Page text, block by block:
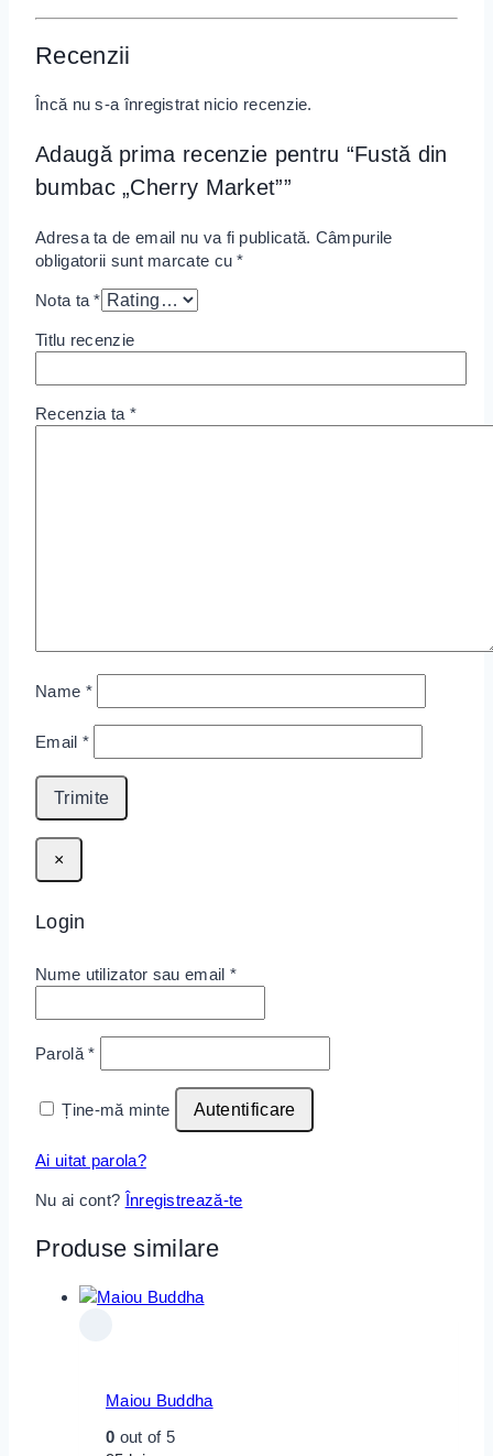
Recenzii
Încă nu s-a înregistrat nicio recenzie.
Adaugă prima recenzie pentru “Fustă din
bumbac „Cherry Market””
Adresa ta de email nu va fi publicată. Câmpurile
obligatorii sunt marcate cu*
Nota ta*
Titlu recenzie
Recenzia ta *
Name *
Email *
×
Login
Nume utilizator sau email *
Parolă*
Ține-mă minte Autentificare
Ai uitat parola?
Nu ai cont? Înregistrează-te
Produse similare
Maiou Buddha
0 out of 5